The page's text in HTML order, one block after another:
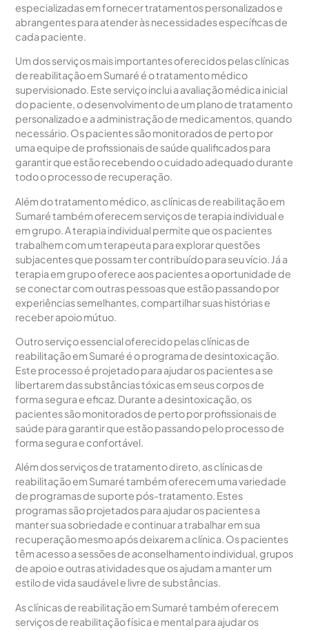
especializadas em fornecer tratamentos personalizados e
abrangentes para atender às necessidades específicas de
cada paciente.
Um dos serviços mais importantes oferecidos pelas clínicas
de reabilitação em Sumaré é o tratamento médico
supervisionado. Este serviço inclui a avaliação médica inicial
do paciente, o desenvolvimento de um plano de tratamento
personalizado e a administração de medicamentos, quando
necessário. Os pacientes são monitorados de perto por
uma equipe de profissionais de saúde qualificados para
garantir que estão recebendo o cuidado adequado durante
todo o processo de recuperação.
Além do tratamento médico, as clínicas de reabilitação em
Sumaré também oferecem serviços de terapia individual e
em grupo. A terapia individual permite que os pacientes
trabalhem com um terapeuta para explorar questões
subjacentes que possam ter contribuído para seu vício. Já a
terapia em grupo oferece aos pacientes a oportunidade de
se conectar com outras pessoas que estão passando por
experiências semelhantes, compartilhar suas histórias e
receber apoio mútuo.
Outro serviço essencial oferecido pelas clínicas de
reabilitação em Sumaré é o programa de desintoxicação.
Este processo é projetado para ajudar os pacientes a se
libertarem das substâncias tóxicas em seus corpos de
forma segura e eficaz. Durante a desintoxicação, os
pacientes são monitorados de perto por profissionais de
saúde para garantir que estão passando pelo processo de
forma segura e confortável.
Além dos serviços de tratamento direto, as clínicas de
reabilitação em Sumaré também oferecem uma variedade
de programas de suporte pós-tratamento. Estes
programas são projetados para ajudar os pacientes a
manter sua sobriedade e continuar a trabalhar em sua
recuperação mesmo após deixarem a clínica. Os pacientes
têm acesso a sessões de aconselhamento individual, grupos
de apoio e outras atividades que os ajudam a manter um
estilo de vida saudável e livre de substâncias.
As clínicas de reabilitação em Sumaré também oferecem
serviços de reabilitação física e mental para ajudar os